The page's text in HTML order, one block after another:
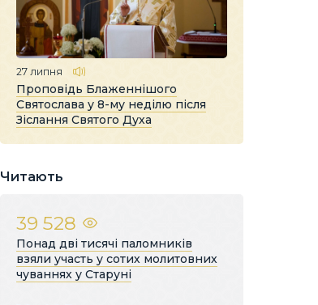
27 липня
Проповідь Блаженнішого
Святослава у 8-му неділю після
Зіслання Святого Духа
Читають
39 528
Понад дві тисячі паломників
взяли участь у сотих молитовних
чуваннях у Старуні